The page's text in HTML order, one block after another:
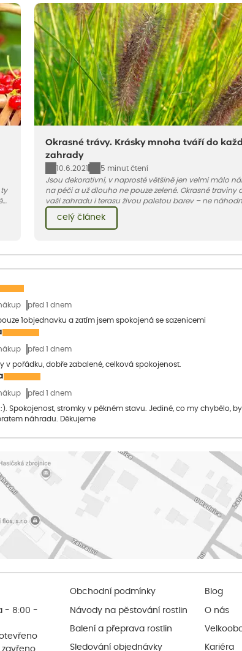
Okrasné trávy. Krásky mnoha tváří do
zahrady
10.6.2021
5 minut čtení
Jsou dekorativní, v naprosté většině jen velmi málo
na péči a už dlouho ne pouze zelené. Okrasné traviny
vaši zahradu i terasu živou paletou barev – ne
jedna z nejoblíbenějších jmenuje ozdobnice.
celý článek
před 1 dnem
1objednavku a zatím jsem spokojená se sazenicemi
před 1 dnem
v pořádku, dobře zabalené, celková spokojenost.
před 1 dnem
Spokojenost, stromky v pěkném stavu. Jediné, co my
náhradu. Děkujeme
- 8:00 -
otevřeno
zavřeno
Obchodní podmínky
Návody na pěstování rostlin
Balení a přeprava rostlin
Sledování objednávky
Blog
O nás
Kariéra